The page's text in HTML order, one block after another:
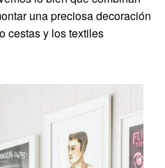
una preciosa decoración
cestas y los textiles